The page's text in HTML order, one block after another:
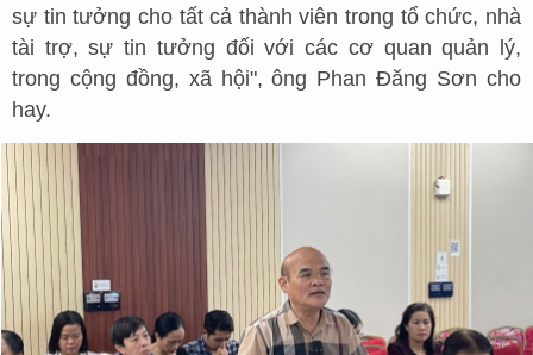
sự tin tưởng cho tất cả thành viên trong tổ chức, nhà
tài trợ, sự tin tưởng đối với các cơ quan quản lý,
trong cộng đồng, xã hội", ông Phan Đăng Sơn cho
hay.